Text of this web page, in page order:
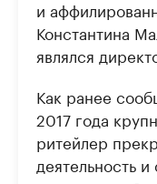
и
Константина
являлся
Как ранее
2017 года
ритейлер
деятельность